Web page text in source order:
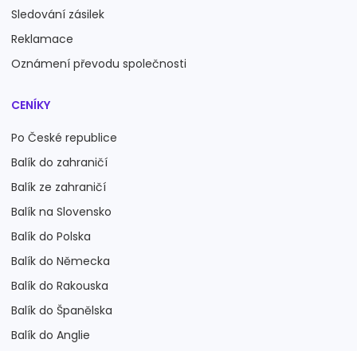
Sledování zásilek
Reklamace
Oznámení převodu společnosti
CENÍKY
Po České republice
Balík do zahraničí
Balík ze zahraničí
Balík na Slovensko
Balík do Polska
Balík do Německa
Balík do Rakouska
Balík do Španělska
Balík do Anglie